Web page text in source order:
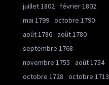
juillet 1802
février 1802
mai 1799 octobre 1790
août 1786 août 1780
septembre 1768
novembre 1755
août 1754
octobre 1728
octobre 1713